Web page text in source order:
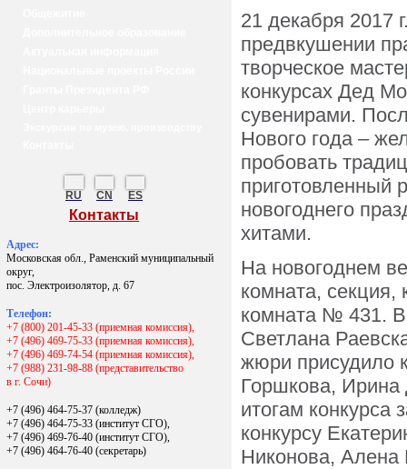
RU CN ES
Контакты
Адрес:
Московская обл., Раменский муниципальный
округ,
пос. Электроизолятор, д. 67
Телефон:
+7 (800) 201-45-33 (приемная комиссия),
+7 (496) 469-75-33 (приемная комиссия),
+7 (496) 469-74-54 (приемная комиссия),
+7 (988) 231-98-88 (представительство
в г. Сочи)
+7 (496) 464-75-37 (колледж)
+7 (496) 464-75-33 (институт СГО),
+7 (496) 469-76-40 (институт СГО),
+7 (496) 464-76-40 (секретарь)
21 декабря 2017
предвкушении
творческое
конкурсах Дед
сувенирами.
Нового года –
пробовать
приготовленный
новогоднего
хитами.
На новогоднем
комната, секция,
комната № 431.
Светлана
жюри присудило
Горшкова, Ирина
итогам конкурса
конкурсу
Никонова, Алена